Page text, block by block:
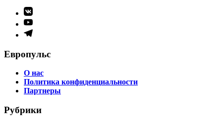
Элемент
меню
Элемент
меню
Элемент
Европульс
О нас
Политика конфиденциальности
Партнеры
Рубрики